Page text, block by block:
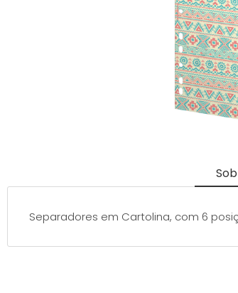
Separadores em Cartolina, com 6